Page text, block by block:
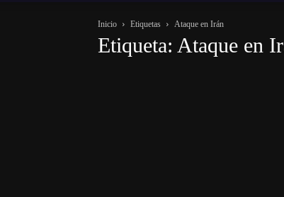
Inicio Etiquetas Ataque en Irán
Etiqueta: Ataque en